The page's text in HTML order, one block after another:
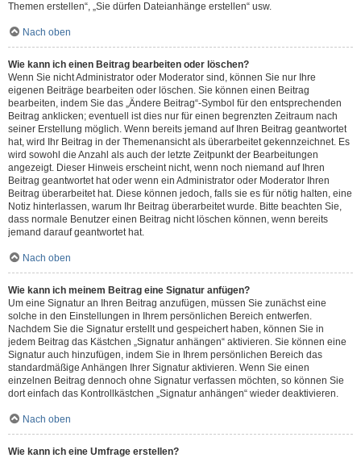
Themen erstellen“, „Sie dürfen Dateianhänge erstellen“ usw.
Nach oben
Wie kann ich einen Beitrag bearbeiten oder löschen?
Wenn Sie nicht Administrator oder Moderator sind, können Sie nur Ihre
eigenen Beiträge bearbeiten oder löschen. Sie können einen Beitrag
bearbeiten, indem Sie das „Ändere Beitrag“-Symbol für den entsprechenden
Beitrag anklicken; eventuell ist dies nur für einen begrenzten Zeitraum nach
seiner Erstellung möglich. Wenn bereits jemand auf Ihren Beitrag geantwortet
hat, wird Ihr Beitrag in der Themenansicht als überarbeitet gekennzeichnet. Es
wird sowohl die Anzahl als auch der letzte Zeitpunkt der Bearbeitungen
angezeigt. Dieser Hinweis erscheint nicht, wenn noch niemand auf Ihren
Beitrag geantwortet hat oder wenn ein Administrator oder Moderator Ihren
Beitrag überarbeitet hat. Diese können jedoch, falls sie es für nötig halten, eine
Notiz hinterlassen, warum Ihr Beitrag überarbeitet wurde. Bitte beachten Sie,
dass normale Benutzer einen Beitrag nicht löschen können, wenn bereits
jemand darauf geantwortet hat.
Nach oben
Wie kann ich meinem Beitrag eine Signatur anfügen?
Um eine Signatur an Ihren Beitrag anzufügen, müssen Sie zunächst eine
solche in den Einstellungen in Ihrem persönlichen Bereich entwerfen.
Nachdem Sie die Signatur erstellt und gespeichert haben, können Sie in
jedem Beitrag das Kästchen „Signatur anhängen“ aktivieren. Sie können eine
Signatur auch hinzufügen, indem Sie in Ihrem persönlichen Bereich das
standardmäßige Anhängen Ihrer Signatur aktivieren. Wenn Sie einen
einzelnen Beitrag dennoch ohne Signatur verfassen möchten, so können Sie
dort einfach das Kontrollkästchen „Signatur anhängen“ wieder deaktivieren.
Nach oben
Wie kann ich eine Umfrage erstellen?